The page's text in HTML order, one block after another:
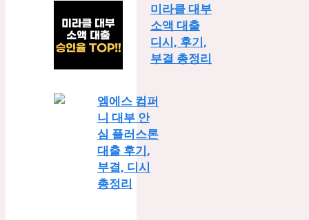
미라클 대부
소액 대출
디시, 후기,
부결 총정리
엠에스 컴퍼
니 대부 안
심 플러스론
대출 후기,
부결, 디시
총정리